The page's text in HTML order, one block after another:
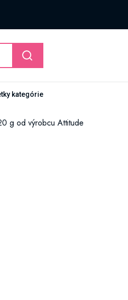
kategórie
g od výrobcu Attitude